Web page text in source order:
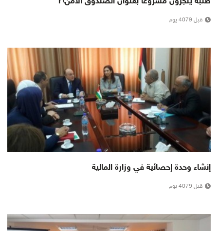
قبل 4079 يوم
إنشاء وحدة إحصائية في وزارة المالية
قبل 4079 يوم